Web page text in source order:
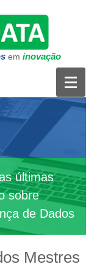
em inovação
últimas
sobre
de Dados
Mestres